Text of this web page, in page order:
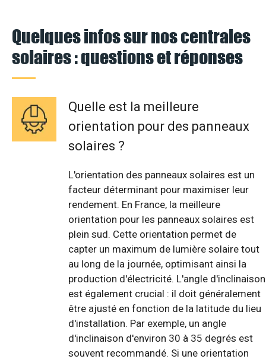
Quelques infos sur nos centrales
solaires : questions et réponses
Quelle est la meilleure
orientation pour des panneaux
solaires ?
L'orientation des panneaux solaires est un
facteur déterminant pour maximiser leur
rendement. En France, la meilleure
orientation pour les panneaux solaires est
plein sud. Cette orientation permet de
capter un maximum de lumière solaire tout
au long de la journée, optimisant ainsi la
production d'électricité. L'angle d'inclinaison
est également crucial : il doit généralement
être ajusté en fonction de la latitude du lieu
d'installation. Par exemple, un angle
d'inclinaison d'environ 30 à 35 degrés est
souvent recommandé. Si une orientation